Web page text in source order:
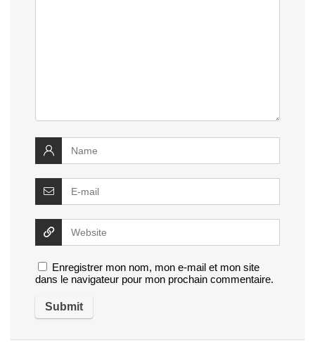
Enregistrer mon nom, mon e-mail et mon site
dans le navigateur pour mon prochain commentaire.